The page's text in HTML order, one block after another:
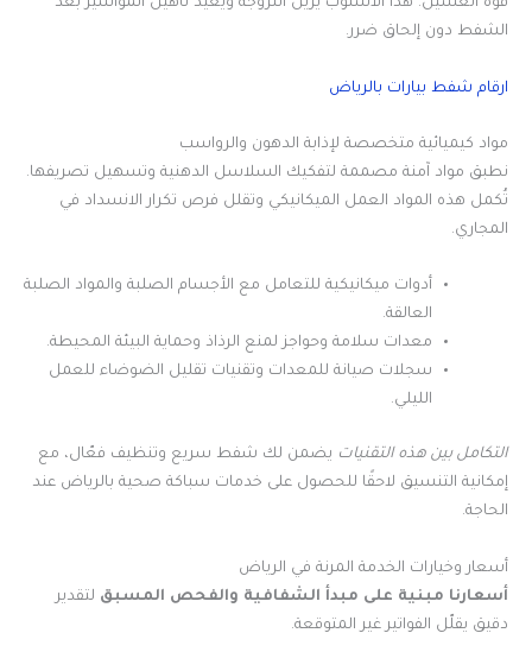
قوة الغسيل. هذا الأسلوب يزيل اللزوجة ويعيد تأهيل المواسير بعد
الشفط دون إلحاق ضرر.
ارقام شفط بيارات بالرياض
مواد كيميائية متخصصة لإذابة الدهون والرواسب
نطبق مواد آمنة مصممة لتفكيك السلاسل الدهنية وتسهيل تصريفها.
تُكمل هذه المواد العمل الميكانيكي وتقلل فرص تكرار الانسداد في
المجاري.
أدوات ميكانيكية للتعامل مع الأجسام الصلبة والمواد الصلبة
العالقة.
معدات سلامة وحواجز لمنع الرذاذ وحماية البيئة المحيطة.
سجلات صيانة للمعدات وتقنيات تقليل الضوضاء للعمل
الليلي.
التكامل بين هذه التقنيات يضمن لك شفط سريع وتنظيف فعّال، مع
إمكانية التنسيق لاحقًا للحصول على خدمات سباكة صحية بالرياض عند
الحاجة.
أسعار وخيارات الخدمة المرنة في الرياض
أسعارنا مبنية على مبدأ الشفافية والفحص المسبق لتقدير
دقيق يقلّل الفواتير غير المتوقعة.